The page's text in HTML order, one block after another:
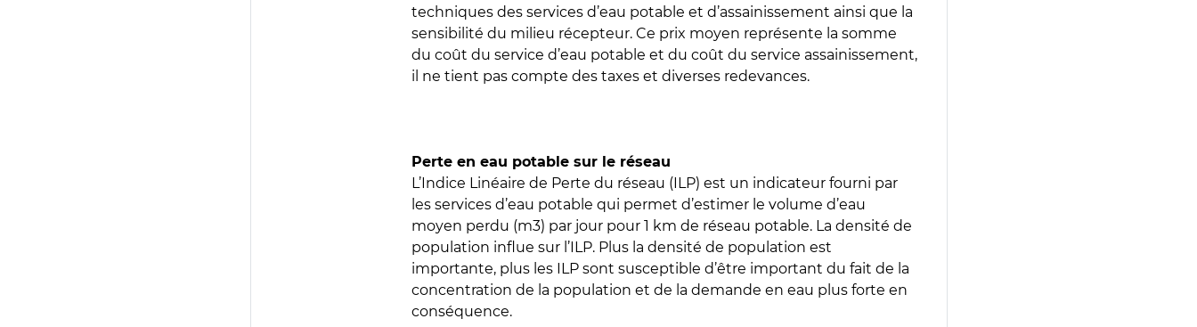
techniques des services d’eau potable et d’assainissement ainsi que la
sensibilité du milieu récepteur. Ce prix moyen représente la somme
du coût du service d’eau potable et du coût du service assainissement,
il ne tient pas compte des taxes et diverses redevances.
Perte en eau potable sur le réseau
L’Indice Linéaire de Perte du réseau (ILP) est un indicateur fourni par
les services d’eau potable qui permet d’estimer le volume d’eau
moyen perdu (m3) par jour pour 1 km de réseau potable. La densité de
population influe sur l’ILP. Plus la densité de population est
importante, plus les ILP sont susceptible d’être important du fait de la
concentration de la population et de la demande en eau plus forte en
conséquence.